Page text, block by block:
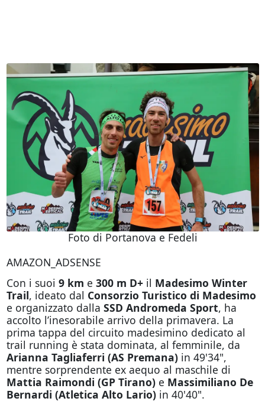
Foto di Portanova e Fedeli
AMAZON_ADSENSE
Con i suoi 9 km e 300 m D+il Madesimo Winter
Trail, ideato dal Consorzio Turistico di Madesimo
e organizzato dalla SSD Andromeda Sport, ha
accolto l’inesorabile arrivo della primavera. La
prima tappa del circuito madesimino dedicato al
trail running è stata dominata, al femminile, da
Arianna Tagliaferri (AS Premana)in 49'34",
mentre sorprendente ex aequo al maschile di
Mattia Raimondi (GP Tirano)e Massimiliano De
Bernardi (Atletica Alto Lario)in 40'40".